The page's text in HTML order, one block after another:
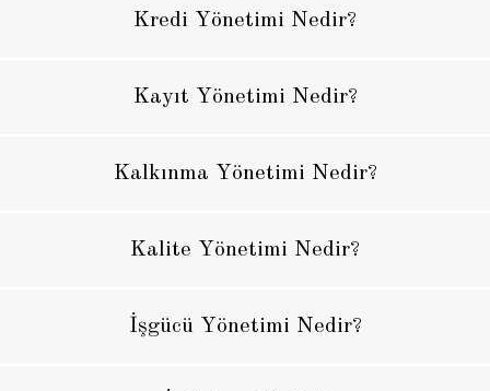
Kredi Yönetimi Nedir?
Kayıt Yönetimi Nedir?
Kalkınma Yönetimi Nedir?
Kalite Yönetimi Nedir?
İşgücü Yönetimi Nedir?